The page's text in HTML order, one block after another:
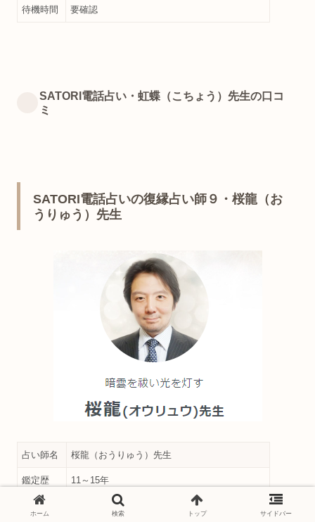
待機時間 要確認
SATORI電話占い・虹蝶（こちょう）先生の口コ
ミ
SATORI電話占いの復縁占い師９・桜龍（お
うりゅう）先生
占い師名 桜龍（おうりゅう）先生
鑑定歴 11～15年
得意な占
霊感、霊視、祈願、祈祷、守護霊対話
ホーム 検索 トップ サイドバー